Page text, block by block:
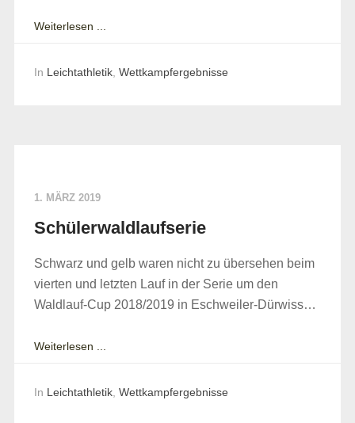
Weiterlesen ...
In Leichtathletik, Wettkampfergebnisse
1. MÄRZ 2019
Schülerwaldlaufserie
Schwarz und gelb waren nicht zu übersehen beim
vierten und letzten Lauf in der Serie um den
Waldlauf-Cup 2018/2019 in Eschweiler-Dürwiss…
Weiterlesen ...
In Leichtathletik, Wettkampfergebnisse